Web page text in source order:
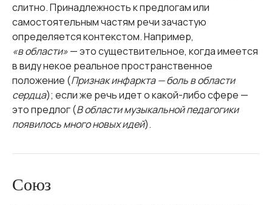
слитно. Принадлежность к предлогам или
самостоятельным частям речи зачастую
определяется контекстом. Например,
«в области»— это существительное, когда имеется
в виду некое реальное пространственное
положение (Признак инфаркта — боль в области
сердца); если же речь идет о какой-либо сфере —
это предлог (В области музыкальной педагогики
появилось много новых идей).
Союз